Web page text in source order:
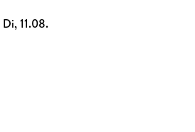
11.08.